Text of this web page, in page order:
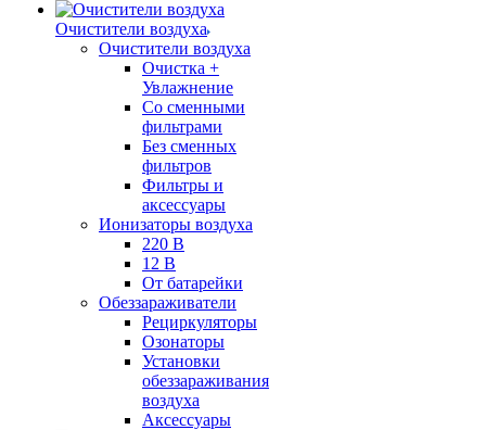
Очистители воздуха
Очистители воздуха
Очистка +
Увлажнение
Cо сменными
фильтрами
Без сменных
фильтров
Фильтры и
аксессуары
Ионизаторы воздуха
220 В
12 В
От батарейки
Обеззараживатели
Рециркуляторы
Озонаторы
Установки
обеззараживания
воздуха
Аксессуары